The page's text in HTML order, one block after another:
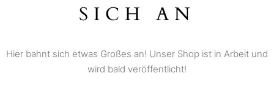
ICH AN
Hier bahnt sich etwas Großes an! Unser Shop ist in Arbeit und
wird bald veröffentlicht!